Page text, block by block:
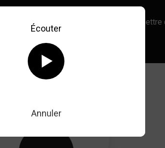
de cookies afin de nous
Écouter
Annuler